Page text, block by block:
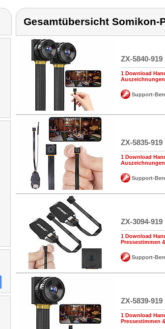
Gesamtübersicht Somikon-
ZX-5840-919
1 Download
Auszeichnungen
Support-
ZX-5835-919
1 Download
Auszeichnungen
Support-
ZX-3094-919
1 Download
Pressestimmen
Support-
ZX-5839-919
1 Download
Pressestimmen